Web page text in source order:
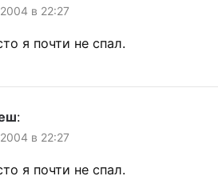
в 22:27
я почти не спал.
:
в 22:27
я почти не спал.